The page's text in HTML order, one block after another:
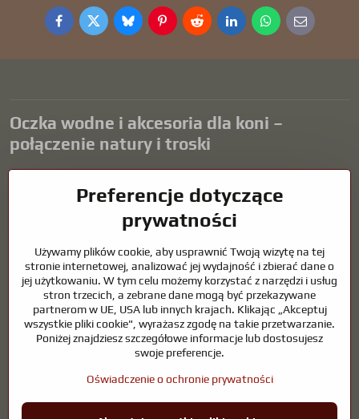
FacebookTwitterBlueskyPinterestRedditLinkedInWhatsApp
E-
mail
Oczka wodne i akcesoria dla koni –
połączenie natury i troski
harmonijne środowisko sprzyjające relaksowi i życiu zwierząt
wodnych. Odpowiednia technologia, filtracja i regularna
konserwacja są kluczem do czystej wody i zdrowego stawu przez
naszego życia.
Konie wymagają wysokiej jakości sprzętu jeździeckiego,
odpowiedniego odżywiania i odpowiedzialnej opieki, aby być zdrowe,
silne i zadowolone. Niezależnie od tego, czy chodzi o sprzęt dla
jeźdźców, hodowców, czy miłośników natury, celem jest stworzenie
środowiska, które wspiera naturalną równowagę, bezpieczeństwo i
©2026Prawa autorskie
Preferencje dotyczące
prywatności
Używamy plików cookie, aby usprawnić Twoją wizytę na tej
stronie internetowej, analizować jej wydajność i zbierać dane o
jej użytkowaniu. W tym celu możemy korzystać z narzędzi i usług
stron trzecich, a zebrane dane mogą być przekazywane
partnerom w UE, USA lub innych krajach. Klikając „Akceptuj
wszystkie pliki cookie", wyrażasz zgodę na takie przetwarzanie.
Poniżej znajdziesz szczegółowe informacje lub dostosujesz
swoje preferencje.
Oświadczenie o ochronie prywatności